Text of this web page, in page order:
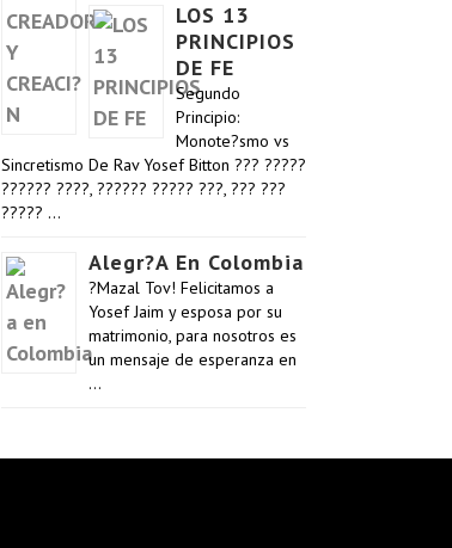
LOS 13
PRINCIPIOS
DE FE
Segundo
Principio:
Monote?smo vs
Sincretismo De Rav Yosef Bitton ??? ?????
?????? ????, ?????? ????? ???, ??? ???
????? …
Alegr?a En Colombia
?Mazal Tov! Felicitamos a
Yosef Jaim y esposa por su
matrimonio, para nosotros es
un mensaje de esperanza en
…